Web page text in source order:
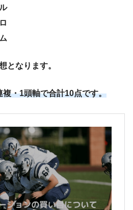
となります。
・1頭軸で合計10点です。